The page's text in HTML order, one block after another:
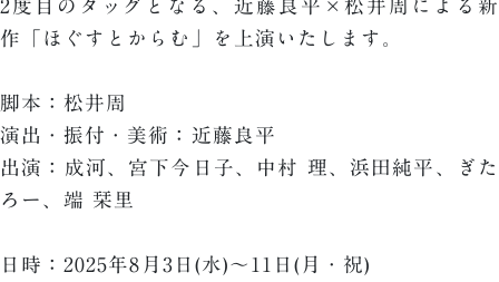
2度目のタッグとなる、近藤良平×松井周による新
作「ほぐすとからむ」を上演いたします。
脚本：松井周
演出・振付・美術：近藤良平
出演：成河、宮下今日子、中村 理、浜田純平、ぎた
ろー、端 栞里
日時：2025年8月3日(水)〜11日(月・祝)